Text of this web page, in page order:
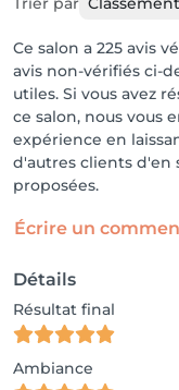
Ce salon a 225 avis
avis non-vérifiés ci-
utiles. Si vous avez
ce salon, nous vous
expérience en
d'autres clients d'en
proposées.
Écrire un
Détails
Résultat final
Ambiance